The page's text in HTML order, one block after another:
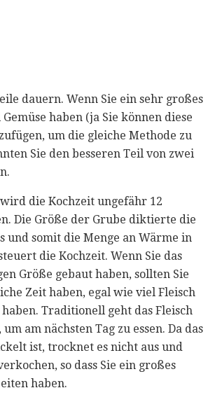
dauern. Wenn Sie ein sehr großes
haben (ja Sie können diese
um die gleiche Methode zu
Sie den besseren Teil von zwei
die Kochzeit ungefähr 12
Die Größe der Grube diktierte die
und somit die Menge an Wärme in
die Kochzeit. Wenn Sie das
Größe gebaut haben, sollten Sie
Zeit haben, egal wie viel Fleisch
Traditionell geht das Fleisch
am nächsten Tag zu essen. Da das
ist, trocknet es nicht aus und
so dass Sie ein großes
haben.